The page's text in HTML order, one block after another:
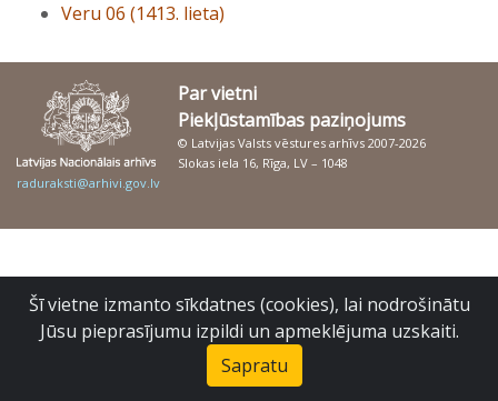
Veru 06 (1413. lieta)
Par vietni
Piekļūstamības paziņojums
© Latvijas Valsts vēstures arhīvs 2007-2026
Slokas iela 16, Rīga, LV – 1048
raduraksti@arhivi.gov.lv
Šī vietne izmanto sīkdatnes (cookies), lai nodrošinātu
Jūsu pieprasījumu izpildi un apmeklējuma uzskaiti.
Sapratu